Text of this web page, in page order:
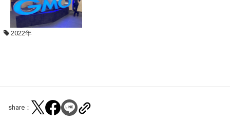
2022年
share：